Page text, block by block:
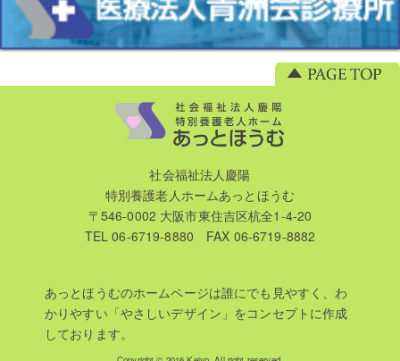
社会福祉法人慶陽
特別養護老人ホームあっとほうむ
〒546-0002 大阪市東住吉区杭全1-4-20
TEL 06-6719-8880 FAX 06-6719-8882
あっとほうむのホームページは誰にでも見やすく、わ
かりやすい「やさしいデザイン」をコンセプトに作成
しております。